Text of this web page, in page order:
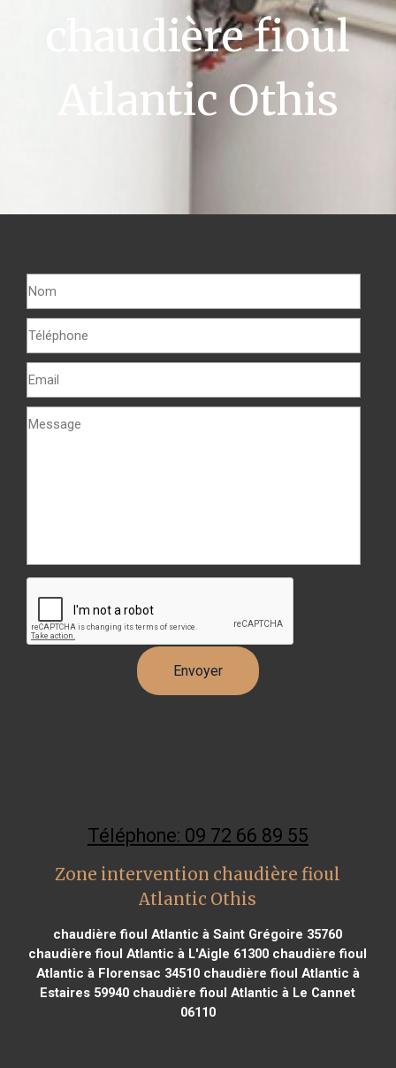
chaudière fioul
Atlantic Othis
Téléphone: 09 72 66 89 55
Zone intervention chaudière fioul
Atlantic Othis
chaudière fioul Atlantic à Saint Grégoire 35760
chaudière fioul Atlantic à L'Aigle 61300 chaudière fioul
Atlantic à Florensac 34510chaudière fioul Atlantic à
Estaires 59940 chaudière fioul Atlantic à Le Cannet
06110